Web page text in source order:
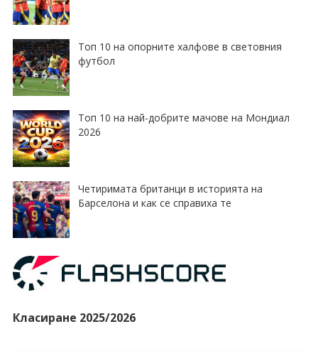
Топ 10 на опорните халфове в световния
футбол
Топ 10 на най-добрите мачове на Мондиал
2026
Четиримата британци в историята на
Барселона и как се справиха те
Класиране 2025/2026